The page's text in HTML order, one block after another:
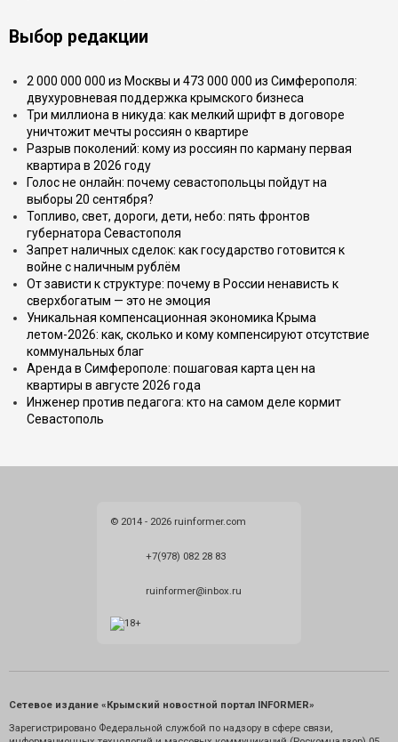
Выбор редакции
2 000 000 000 из Москвы и 473 000 000 из Симферополя:
двухуровневая поддержка крымского бизнеса
Три миллиона в никуда: как мелкий шрифт в договоре
уничтожит мечты россиян о квартире
Разрыв поколений: кому из россиян по карману первая
квартира в 2026 году
Голос не онлайн: почему севастопольцы пойдут на
выборы 20 сентября?
Топливо, свет, дороги, дети, небо: пять фронтов
губернатора Севастополя
Запрет наличных сделок: как государство готовится к
войне с наличным рублём
От зависти к структуре: почему в России ненависть к
сверхбогатым — это не эмоция
Уникальная компенсационная экономика Крыма
летом-2026: как, сколько и кому компенсируют отсутствие
коммунальных благ
Аренда в Симферополе: пошаговая карта цен на
квартиры в августе 2026 года
Инженер против педагога: кто на самом деле кормит
Севастополь
© 2014 - 2026 ruinformer.com
+7(978) 082 28 83
ruinformer@inbox.ru
Сетевое издание «Крымский новостной портал INFORMER»
Зарегистрировано Федеральной службой по надзору в сфере связи,